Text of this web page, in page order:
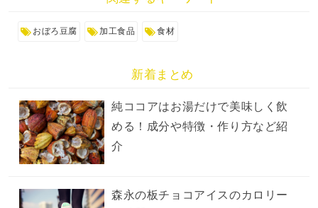
おぼろ豆腐 加工食品 食材
新着まとめ
純ココアはお湯だけで美味しく飲
める！成分や特徴・作り方など紹
介
森永の板チョコアイスのカロリー